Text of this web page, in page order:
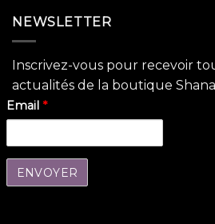
NEWSLETTER
Inscrivez-vous pour recevoir
actualités de la boutique
Email *